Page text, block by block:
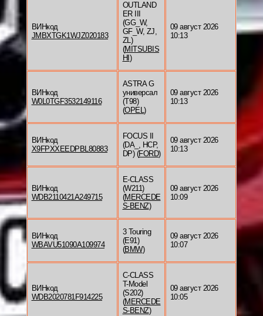
ВИНкод
JMBXTGK1WJZ020183
OUTLAND
ER III
(GG_W,
GF_W, ZJ,
ZL)
(MITSUBIS
HI )
09 август 2026
10:13
ВИНкод
W0L0TGF3532149116
ASTRA G
универсал
(T98)
(OPEL)
09 август 2026
10:13
ВИНкод
X9FPXXEEDPBL80883
FOCUS II
(DA_, HCP,
DP) (FORD)
09 август 2026
10:13
ВИНкод
WDB2110421A249715
E-CLASS
(W211)
(MERCEDE
S-BENZ)
09 август 2026
10:09
ВИНкод
WBAVU51090A109974
3 Touring
(E91)
(BMW)
09 август 2026
10:07
ВИНкод
WDB2020781F914225
C-CLASS
T-Model
(S202)
(MERCEDE
S-BENZ)
09 август 2026
10:05